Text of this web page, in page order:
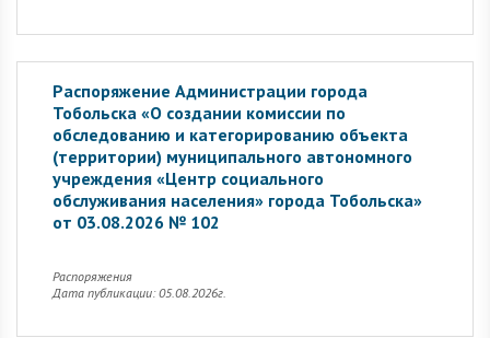
Распоряжение Администрации города
Тобольска «О создании комиссии по
обследованию и категорированию объекта
(территории) муниципального автономного
учреждения «Центр социального
обслуживания населения» города Тобольска»
от 03.08.2026 № 102
Распоряжения
Дата публикации: 05.08.2026г.